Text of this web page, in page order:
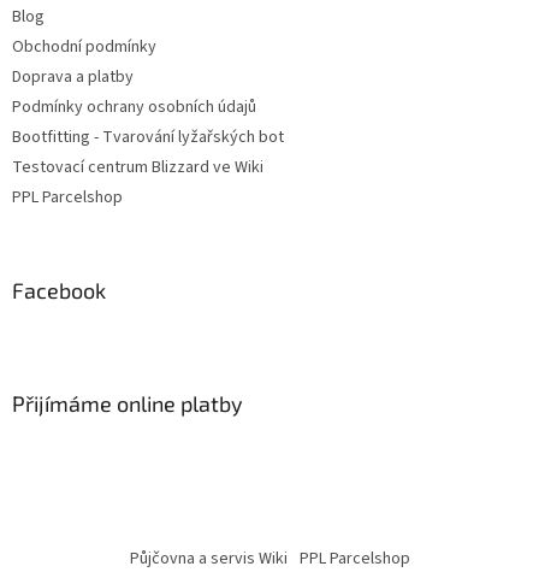
Blog
Obchodní podmínky
Doprava a platby
Podmínky ochrany osobních údajů
Bootfitting - Tvarování lyžařských bot
Testovací centrum Blizzard ve Wiki
PPL Parcelshop
Facebook
Přijímáme online platby
Půjčovna a servis Wiki PPL Parcelshop